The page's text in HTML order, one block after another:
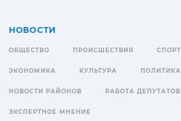
НОВОСТИ
ОБЩЕСТВО ПРОИСШЕСТВИЯ СПОРТ
ЭКОНОМИКА КУЛЬТУРА ПОЛИТИКА
НОВОСТИ РАЙОНОВ РАБОТА ДЕПУТАТОВ
ЭКСПЕРТНОЕ МНЕНИЕ